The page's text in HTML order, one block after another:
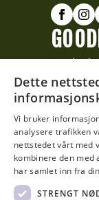
ser vi
Dette
Vi bruker
analysere trafikken
nettstedet vårt med
kombinere den med
har samlet inn fra
STRENGT